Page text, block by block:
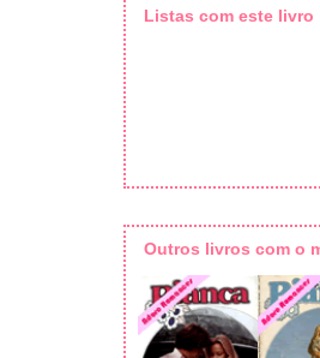
Listas com este livro
Outros livros com o